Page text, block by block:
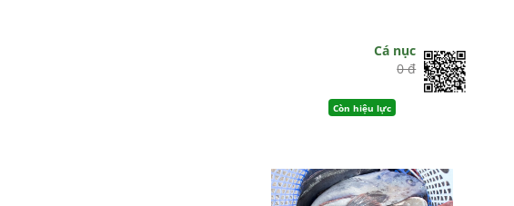
Cá nục
0 đ
Còn hiệu lực